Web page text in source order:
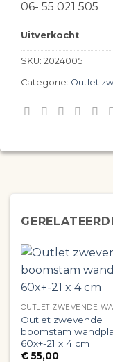
06- 55 021 505
Uitverkocht
SKU: 2024005
Categorie: Outlet
Outlet zwevende
boomstam
60x+-21 x 4 cm
€55,00